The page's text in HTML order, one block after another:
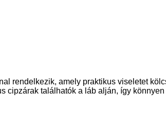
rendelkezik, amely praktikus viseletet
cipzárak találhatók a láb alján, így